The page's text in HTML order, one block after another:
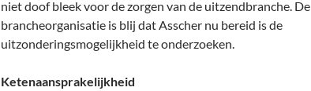
niet doof bleek voor de zorgen van de uitzendbranche. De
brancheorganisatie is blij dat Asscher nu bereid is de
uitzonderingsmogelijkheid te onderzoeken.
Ketenaansprakelijkheid